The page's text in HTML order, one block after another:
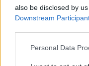
also be disclosed by
Downstream
Please note that this
Personal Data